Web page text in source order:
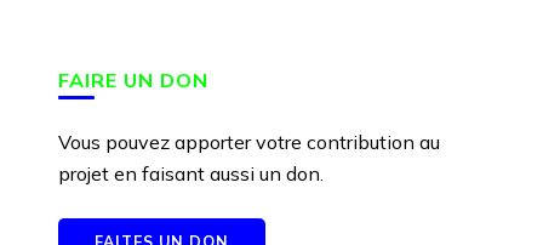
FAIRE UN DON
Vous pouvez apporter votre contribution au
projet en faisant aussi un don.